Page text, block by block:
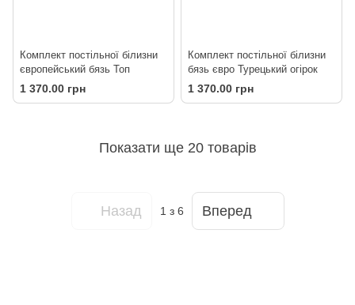
Комплект постільної білизни
європейський бязь Топ
1 370.00 грн
Комплект постільної білизни
бязь євро Турецький огірок
1 370.00 грн
Показати ще 20 товарів
Назад 1 з 6 Вперед